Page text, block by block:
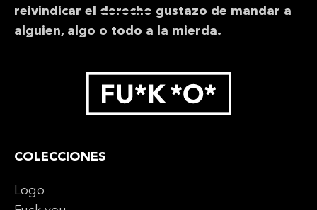
reivindicar el derecho gustazo de mandar a
alguien, algo o todo a la mierda.
COLECCIONES
Logo